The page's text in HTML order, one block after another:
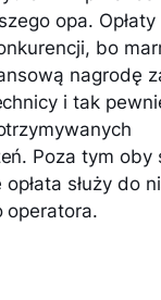
opa. Opłaty
bo
nagrodę
i tak
Poza tym oby
opłata służy do
operatora.